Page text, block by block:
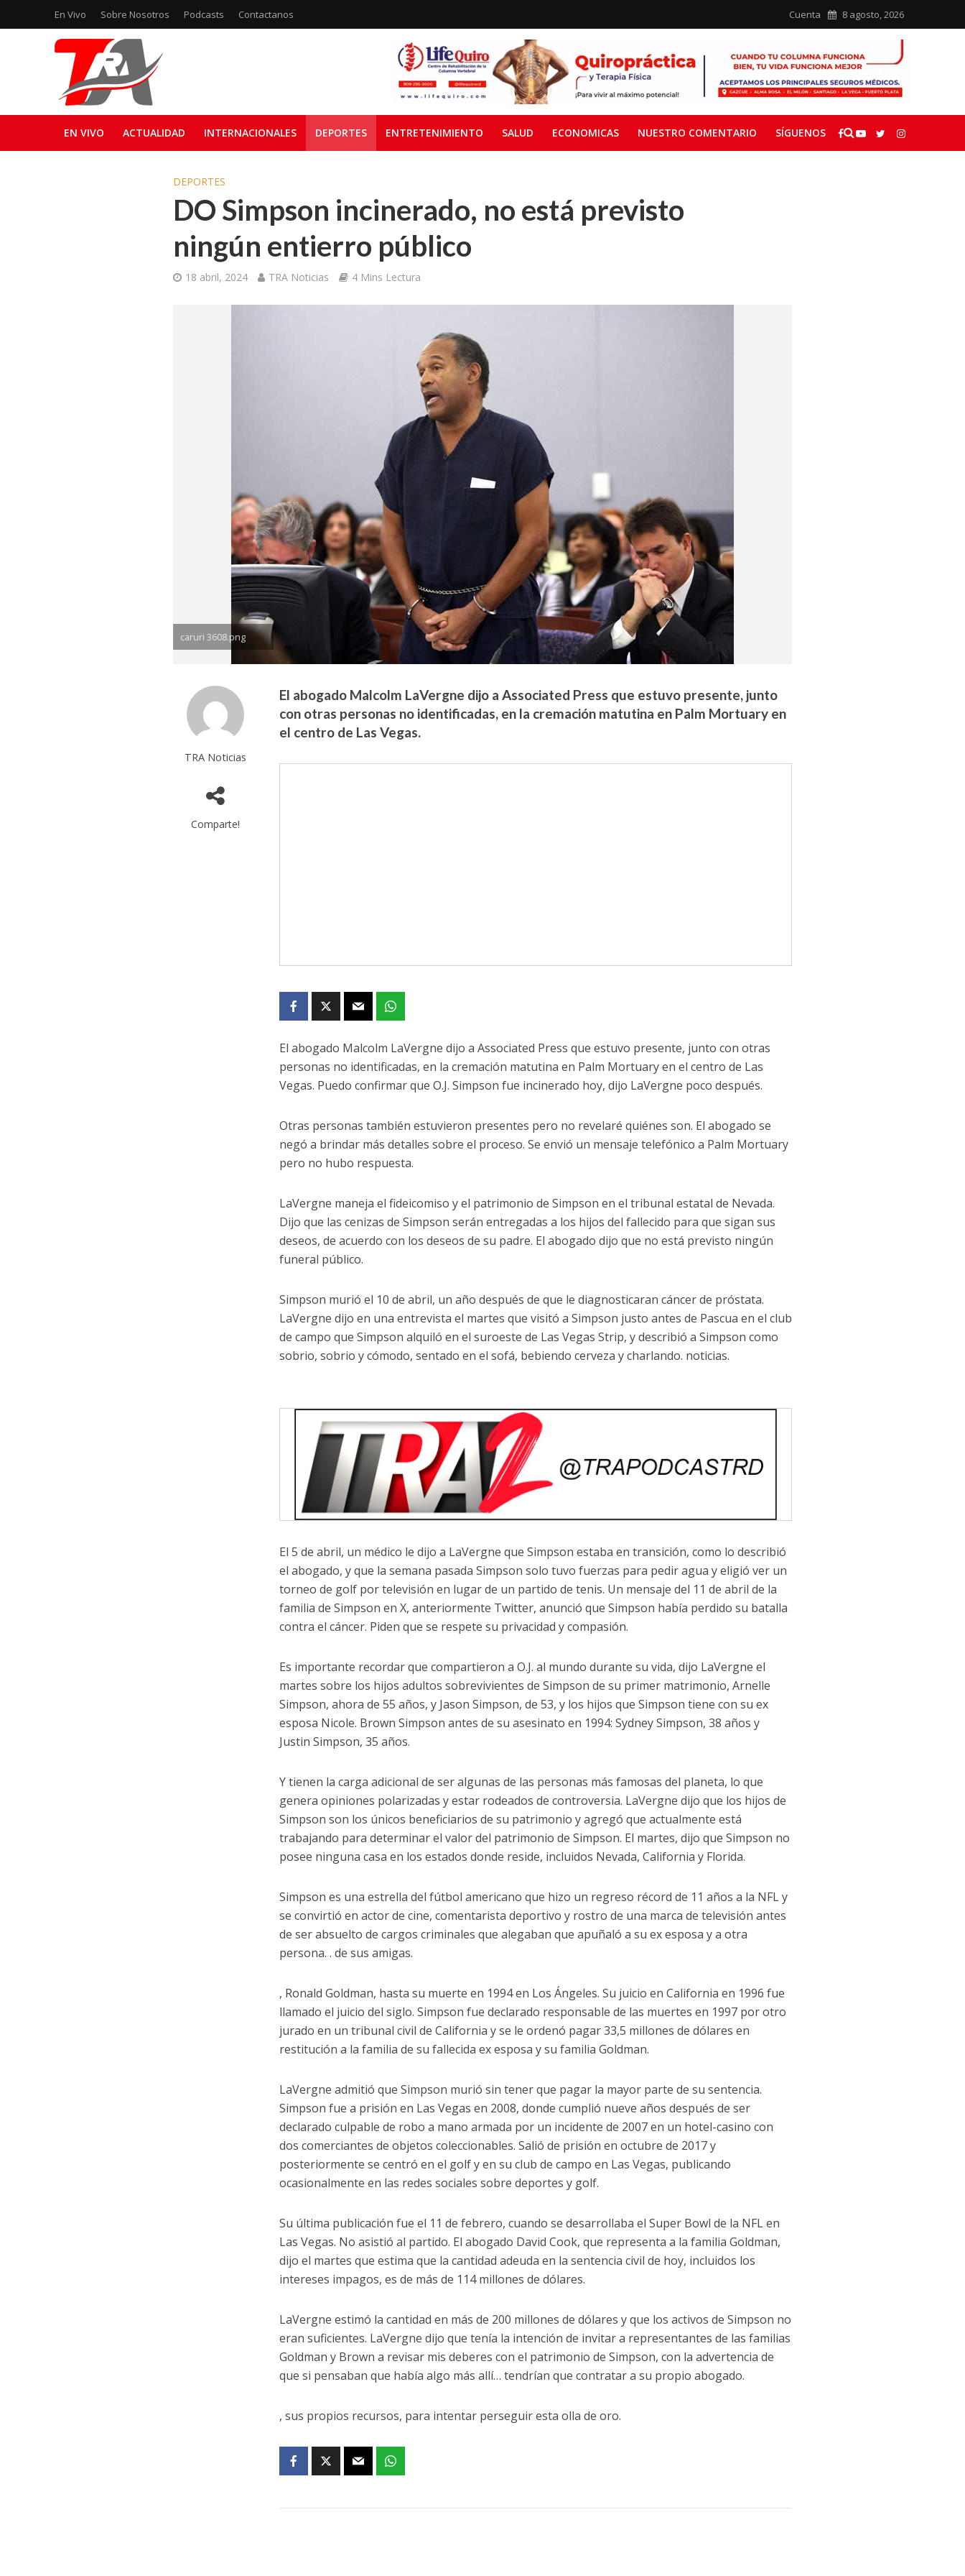
En Vivo Sobre Nosotros Podcasts Contactanos Cuenta 8 agosto, 2026
EN VIVO ACTUALIDAD INTERNACIONALES DEPORTES ENTRETENIMIENTO SALUD ECONOMICAS NUESTRO COMENTARIO SÍGUENOS
DEPORTES
DO Simpson incinerado, no está previsto
ningún entierro público
18 abril, 2024 TRA Noticias 4 Mins Lectura
caruri 3608.png
TRA Noticias
Comparte!
El abogado Malcolm LaVergne dijo a Associated Press que estuvo presente, junto
con otras personas no identificadas, en la cremación matutina en Palm Mortuary en
el centro de Las Vegas.
El abogado Malcolm LaVergne dijo a Associated Press que estuvo presente, junto con otras
personas no identificadas, en la cremación matutina en Palm Mortuary en el centro de Las
Vegas. Puedo confirmar que O.J. Simpson fue incinerado hoy, dijo LaVergne poco después.
Otras personas también estuvieron presentes pero no revelaré quiénes son. El abogado se
negó a brindar más detalles sobre el proceso. Se envió un mensaje telefónico a Palm Mortuary
pero no hubo respuesta.
LaVergne maneja el fideicomiso y el patrimonio de Simpson en el tribunal estatal de Nevada.
Dijo que las cenizas de Simpson serán entregadas a los hijos del fallecido para que sigan sus
deseos, de acuerdo con los deseos de su padre. El abogado dijo que no está previsto ningún
funeral público.
Simpson murió el 10 de abril, un año después de que le diagnosticaran cáncer de próstata.
LaVergne dijo en una entrevista el martes que visitó a Simpson justo antes de Pascua en el club
de campo que Simpson alquiló en el suroeste de Las Vegas Strip, y describió a Simpson como
sobrio, sobrio y cómodo, sentado en el sofá, bebiendo cerveza y charlando. noticias.
El 5 de abril, un médico le dijo a LaVergne que Simpson estaba en transición, como lo describió
el abogado, y que la semana pasada Simpson solo tuvo fuerzas para pedir agua y eligió ver un
torneo de golf por televisión en lugar de un partido de tenis. Un mensaje del 11 de abril de la
familia de Simpson en X, anteriormente Twitter, anunció que Simpson había perdido su batalla
contra el cáncer. Piden que se respete su privacidad y compasión.
Es importante recordar que compartieron a O.J. al mundo durante su vida, dijo LaVergne el
martes sobre los hijos adultos sobrevivientes de Simpson de su primer matrimonio, Arnelle
Simpson, ahora de 55 años, y Jason Simpson, de 53, y los hijos que Simpson tiene con su ex
esposa Nicole. Brown Simpson antes de su asesinato en 1994: Sydney Simpson, 38 años y
Justin Simpson, 35 años.
Y tienen la carga adicional de ser algunas de las personas más famosas del planeta, lo que
genera opiniones polarizadas y estar rodeados de controversia. LaVergne dijo que los hijos de
Simpson son los únicos beneficiarios de su patrimonio y agregó que actualmente está
trabajando para determinar el valor del patrimonio de Simpson. El martes, dijo que Simpson no
posee ninguna casa en los estados donde reside, incluidos Nevada, California y Florida.
Simpson es una estrella del fútbol americano que hizo un regreso récord de 11 años a la NFL y
se convirtió en actor de cine, comentarista deportivo y rostro de una marca de televisión antes
de ser absuelto de cargos criminales que alegaban que apuñaló a su ex esposa y a otra
persona. . de sus amigas.
, Ronald Goldman, hasta su muerte en 1994 en Los Ángeles. Su juicio en California en 1996 fue
llamado el juicio del siglo. Simpson fue declarado responsable de las muertes en 1997 por otro
jurado en un tribunal civil de California y se le ordenó pagar 33,5 millones de dólares en
restitución a la familia de su fallecida ex esposa y su familia Goldman.
LaVergne admitió que Simpson murió sin tener que pagar la mayor parte de su sentencia.
Simpson fue a prisión en Las Vegas en 2008, donde cumplió nueve años después de ser
declarado culpable de robo a mano armada por un incidente de 2007 en un hotel-casino con
dos comerciantes de objetos coleccionables. Salió de prisión en octubre de 2017 y
posteriormente se centró en el golf y en su club de campo en Las Vegas, publicando
ocasionalmente en las redes sociales sobre deportes y golf.
Su última publicación fue el 11 de febrero, cuando se desarrollaba el Super Bowl de la NFL en
Las Vegas. No asistió al partido. El abogado David Cook, que representa a la familia Goldman,
dijo el martes que estima que la cantidad adeuda en la sentencia civil de hoy, incluidos los
intereses impagos, es de más de 114 millones de dólares.
LaVergne estimó la cantidad en más de 200 millones de dólares y que los activos de Simpson no
eran suficientes. LaVergne dijo que tenía la intención de invitar a representantes de las familias
Goldman y Brown a revisar mis deberes con el patrimonio de Simpson, con la advertencia de
que si pensaban que había algo más allí… tendrían que contratar a su propio abogado.
, sus propios recursos, para intentar perseguir esta olla de oro.